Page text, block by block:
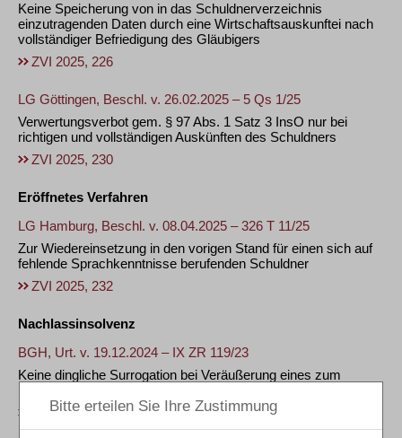
Keine Speicherung von in das Schuldnerverzeichnis
einzutragenden Daten durch eine Wirtschaftsauskunftei nach
vollständiger Befriedigung des Gläubigers
ZVI 2025, 226
LG Göttingen, Beschl. v. 26.02.2025 – 5 Qs 1/25
Verwertungsverbot gem. § 97 Abs. 1 Satz 3 InsO nur bei
richtigen und vollständigen Auskünften des Schuldners
ZVI 2025, 230
Eröffnetes Verfahren
LG Hamburg, Beschl. v. 08.04.2025 – 326 T 11/25
Zur Wiedereinsetzung in den vorigen Stand für einen sich auf
fehlende Sprachkenntnisse berufenden Schuldner
ZVI 2025, 232
Nachlassinsolvenz
BGH, Urt. v. 19.12.2024 – IX ZR 119/23
Keine dingliche Surrogation bei Veräußerung eines zum
ZVI 2025, 234